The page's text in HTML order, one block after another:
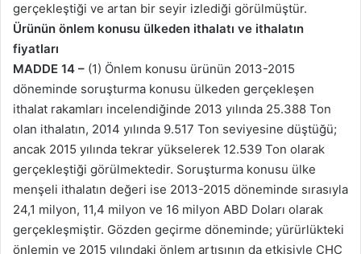
gerçekleştiği ve artan bir seyir izlediği görülmüştür.
Ürünün önlem konusu ülkeden ithalatı ve ithalatın
fiyatları
MADDE 14 – (1) Önlem konusu ürünün 2013-2015
döneminde soruşturma konusu ülkeden gerçekleşen
ithalat rakamları incelendiğinde 2013 yılında 25.388 Ton
olan ithalatın, 2014 yılında 9.517 Ton seviyesine düştüğü;
ancak 2015 yılında tekrar yükselerek 12.539 Ton olarak
gerçekleştiği görülmektedir. Soruşturma konusu ülke
menşeli ithalatın değeri ise 2013-2015 döneminde sırasıyla
24,1 milyon, 11,4 milyon ve 16 milyon ABD Doları olarak
gerçekleşmiştir. Gözden geçirme döneminde; yürürlükteki
önlemin ve 2015 yılındaki önlem artışının da etkisiyle ÇHC